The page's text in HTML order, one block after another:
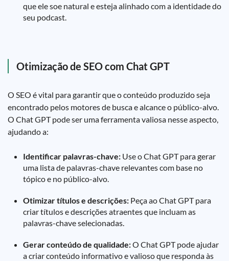
que ele soe natural e esteja alinhado com a identidade do
seu podcast.
Otimização de SEO com Chat GPT
O SEO é vital para garantir que o conteúdo produzido seja
encontrado pelos motores de busca e alcance o público-alvo.
O Chat GPT pode ser uma ferramenta valiosa nesse aspecto,
ajudando a:
Identificar palavras-chave: Use o Chat GPT para gerar
uma lista de palavras-chave relevantes com base no
tópico e no público-alvo.
Otimizar títulos e descrições: Peça ao Chat GPT para
criar títulos e descrições atraentes que incluam as
palavras-chave selecionadas.
Gerar conteúdo de qualidade:O Chat GPT pode ajudar
a criar conteúdo informativo e valioso que responda às